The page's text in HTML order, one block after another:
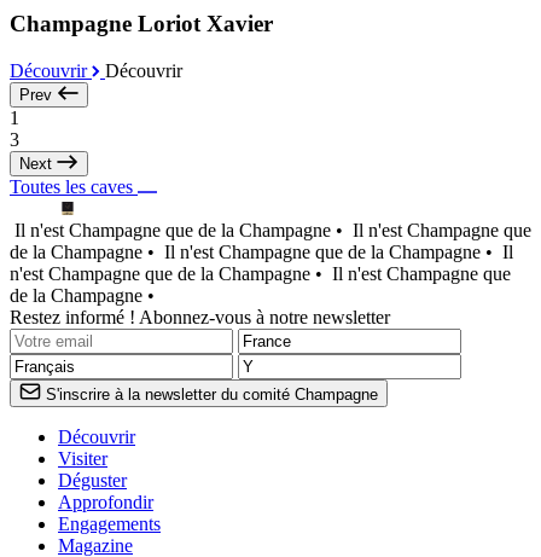
Champagne Loriot Xavier
Découvrir Découvrir
Prev
1
3
Next
Toutes les caves
Il n'est Champagne que de la Champagne • Il n'est Champagne que
de la Champagne • Il n'est Champagne que de la Champagne • Il
n'est Champagne que de la Champagne • Il n'est Champagne que
de la Champagne •
Restez informé ! Abonnez-vous à notre newsletter
S'inscrire à la newsletter du comité Champagne
Découvrir
Visiter
Déguster
Approfondir
Engagements
Magazine